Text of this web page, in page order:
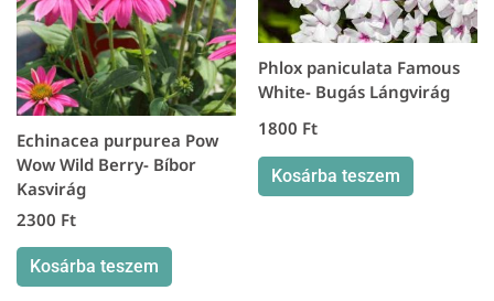
Echinacea purpurea Pow
Wow Wild Berry- Bíbor
Kasvirág
2300 Ft
Kosárba teszem
Phlox paniculata Famous
White- Bugás Lángvirág
1800 Ft
Kosárba teszem